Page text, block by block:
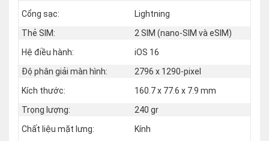
Cổng sạc:
Lightning
Thẻ SIM:
2 SIM (nano‑SIM và eSIM)
Hệ điều hành:
iOS 16
Độ phân giải màn hình:
2796 x 1290-pixel
Kích thước:
160.7 x 77.6 x 7.9 mm
Trọng lượng:
240 gr
Chất liệu mặt lưng:
Kính